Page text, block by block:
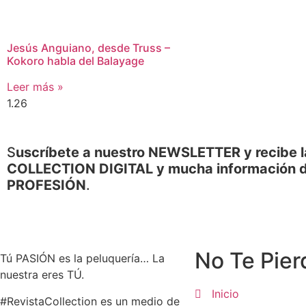
Jesús Anguiano, desde Truss –
Kokoro habla del Balayage
Leer más »
Suscríbete a nuestro NEWSLETTER y recibe
COLLECTION DIGITAL y mucha información
PROFESIÓN.
Tú PASIÓN es la peluquería… La
nuestra eres TÚ.
#RevistaCollection es un medio de
No Te
Inicio